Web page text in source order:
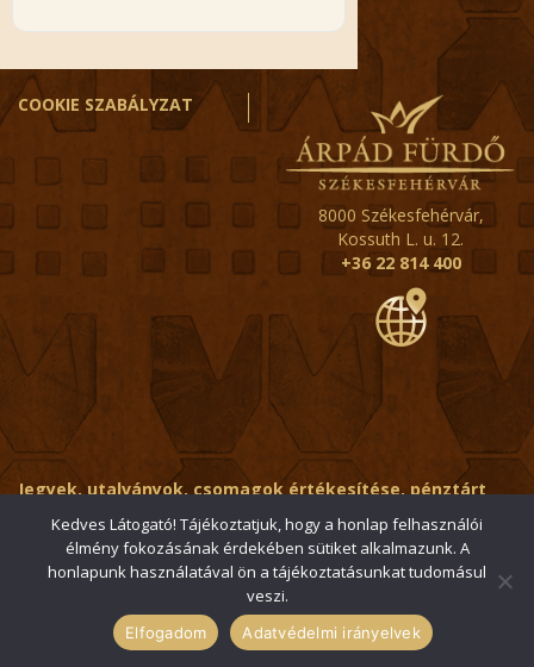
COOKIE SZABÁLYZAT
8000 Székesfehérvár,
Kossuth L. u. 12.
+36 22 814 400
Jegyek, utalványok, csomagok értékesítése, pénztárt
Általános érdeklődés: info@fehervar-arpadfurdo.hu
© 2006-2026 Székesfehérvári Árpád Fürdő / Minden jog
Kedves Látogató! Tájékoztatjuk, hogy a honlap felhasználói
élmény fokozásának érdekében sütiket alkalmazunk. A
honlapunk használatával ön a tájékoztatásunkat tudomásul
veszi.
Elfogadom Adatvédelmi irányelvek